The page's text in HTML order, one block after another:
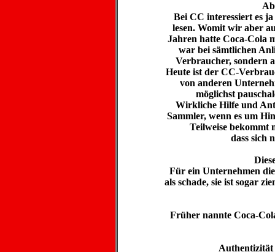
Bei CC interessiert es
lesen. Womit wir aber
Jahren hatte Coca-Cola
war bei sämtlichen
Verbraucher, sondern
Heute ist der CC-
von anderen
möglichst
Wirkliche Hilfe und
Sammler, wenn es um
Teilweise bekommt
dass sich
Für ein Unternehmen
als schade, sie ist sogar
Früher nannte Coca-
Authentizität